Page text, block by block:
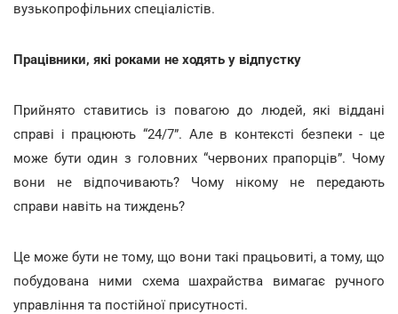
вузькопрофільних спеціалістів.
Працівники, які роками не ходять у відпустку
Прийнято ставитись із повагою до людей, які віддані
справі і працюють “24/7”. Але в контексті безпеки - це
може бути один з головних “червоних прапорців”. Чому
вони не відпочивають? Чому нікому не передають
справи навіть на тиждень?
Це може бути не тому, що вони такі працьовиті, а тому, що
побудована ними схема шахрайства вимагає ручного
управління та постійної присутності.